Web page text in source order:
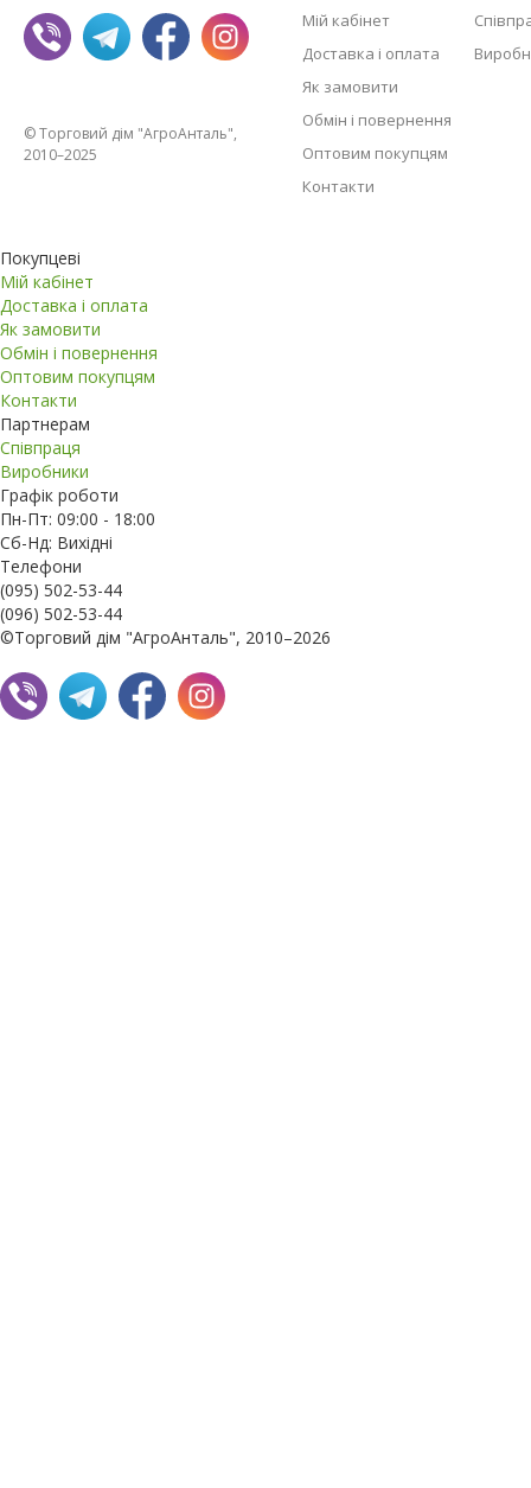
© Торговий дім "АгроАнталь",
2010–2025
Мій кабінет
Доставка і оплата
Як замовити
Обмін і повернення
Оптовим покупцям
Контакти
Покупцеві
Мій кабінет
Доставка і оплата
Як замовити
Обмін і повернення
Оптовим покупцям
Контакти
Партнерам
Співпраця
Виробники
Графік роботи
Пн-Пт: 09:00 - 18:00
Сб-Нд: Вихідні
Телефони
(095) 502-53-44
(096) 502-53-44
©Торговий дім "АгроАнталь", 2010–2026